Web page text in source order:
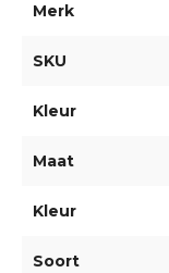
Merk
SKU
Kleur
Maat
Kleur
Soort